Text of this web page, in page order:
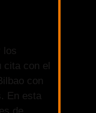
los
con el
con
En esta